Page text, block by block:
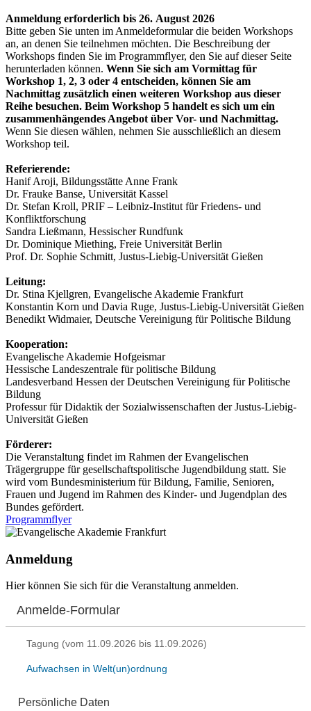
Anmeldung erforderlich bis 26. August 2026
Bitte geben Sie unten im Anmeldeformular die beiden Workshops
an, an denen Sie teilnehmen möchten. Die Beschreibung der
Workshops finden Sie im Programmflyer, den Sie auf dieser Seite
herunterladen können. Wenn Sie sich am Vormittag für
Workshop 1, 2, 3 oder 4 entscheiden, können Sie am
Nachmittag zusätzlich einen weiteren Workshop aus dieser
Reihe besuchen. Beim Workshop 5 handelt es sich um ein
zusammenhängendes Angebot über Vor- und Nachmittag.
Wenn Sie diesen wählen, nehmen Sie ausschließlich an diesem
Workshop teil.
Referierende:
Hanif Aroji, Bildungsstätte Anne Frank
Dr. Frauke Banse, Universität Kassel
Dr. Stefan Kroll, PRIF – Leibniz-Institut für Friedens- und
Konfliktforschung
Sandra Ließmann, Hessischer Rundfunk
Dr. Dominique Miething, Freie Universität Berlin
Prof. Dr. Sophie Schmitt, Justus-Liebig-Universität Gießen
Leitung:
Dr. Stina Kjellgren, Evangelische Akademie Frankfurt
Konstantin Korn und Davia Ruge, Justus-Liebig-Universität Gießen
Benedikt Widmaier, Deutsche Vereinigung für Politische Bildung
Kooperation:
Evangelische Akademie Hofgeismar
Hessische Landeszentrale für politische Bildung
Landesverband Hessen der Deutschen Vereinigung für Politische
Bildung
Professur für Didaktik der Sozialwissenschaften der Justus-Liebig-
Universität Gießen
Förderer:
Die Veranstaltung findet im Rahmen der Evangelischen
Trägergruppe für gesellschaftspolitische Jugendbildung statt. Sie
wird vom Bundesministerium für Bildung, Familie, Senioren,
Frauen und Jugend im Rahmen des Kinder- und Jugendplan des
Bundes gefördert.
Programmflyer
Anmeldung
Hier können Sie sich für die Veranstaltung anmelden.